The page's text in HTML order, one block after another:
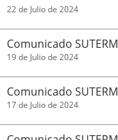
22 de Julio de 2024
Comunicado SUTERM
19 de Julio de 2024
Comunicado SUTERM
17 de Julio de 2024